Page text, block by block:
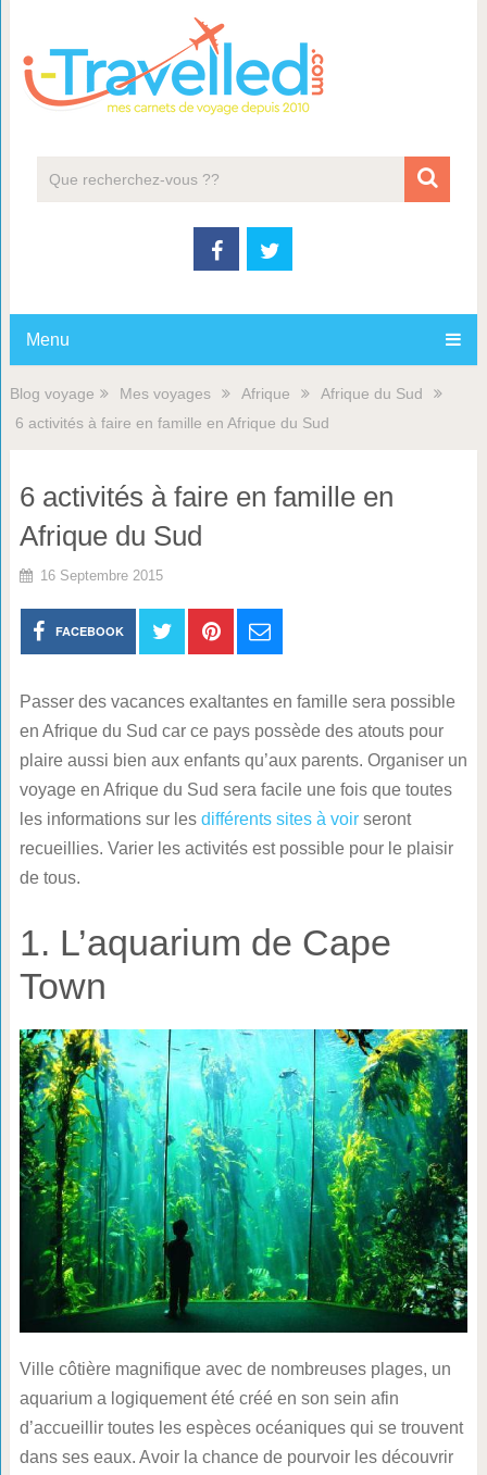
Menu
Blog voyage Mes voyages Afrique
Afrique du Sud
6 activités à faire en famille en Afrique du Sud
6 activités à faire en famille en
Afrique du Sud
16 Septembre 2015
FACEBOOK
Passer des vacances exaltantes en famille sera possible
en Afrique du Sud car ce pays possède des atouts pour
plaire aussi bien aux enfants qu’aux parents. Organiser un
voyage en Afrique du Sud sera facile une fois que toutes
les informations sur les différents sites à voirseront
recueillies. Varier les activités est possible pour le plaisir
de tous.
1. L’aquarium de Cape
Town
Ville côtière magnifique avec de nombreuses plages, un
aquarium a logiquement été créé en son sein afin
d’accueillir toutes les espèces océaniques qui se trouvent
dans ses eaux. Avoir la chance de pourvoir les découvrir